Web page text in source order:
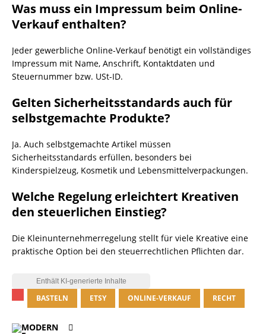
Was muss ein Impressum beim Online-
Verkauf enthalten?
Jeder gewerbliche Online-Verkauf benötigt ein vollständiges
Impressum mit Name, Anschrift, Kontaktdaten und
Steuernummer bzw. USt-ID.
Gelten Sicherheitsstandards auch für
selbstgemachte Produkte?
Ja. Auch selbstgemachte Artikel müssen
Sicherheitsstandards erfüllen, besonders bei
Kinderspielzeug, Kosmetik und Lebensmittelverpackungen.
Welche Regelung erleichtert Kreativen
den steuerlichen Einstieg?
Die Kleinunternehmerregelung stellt für viele Kreative eine
praktische Option bei den steuerrechtlichen Pflichten dar.
BASTELN ETSY ONLINE-VERKAUF RECHT